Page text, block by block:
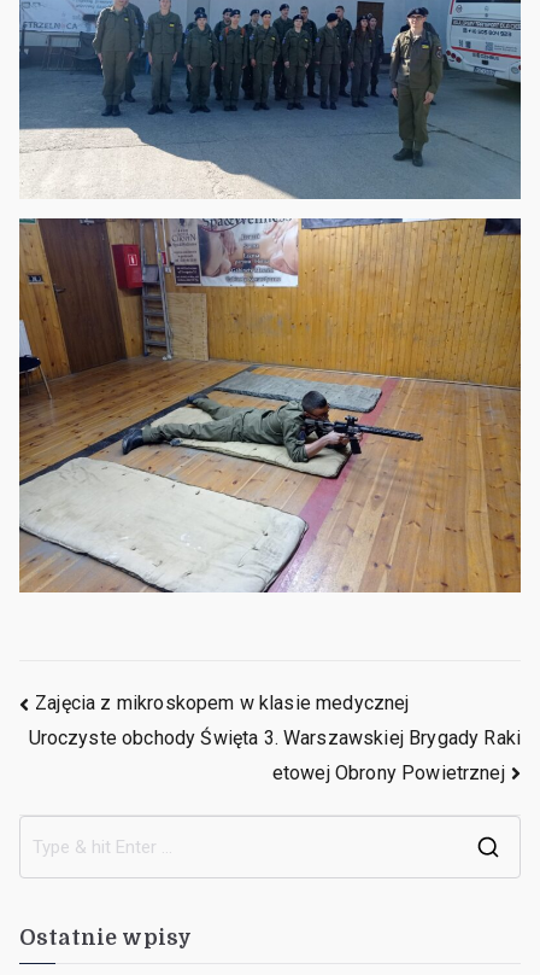
Zajęcia z mikroskopem w klasie medycznej
Uroczyste obchody Święta 3. Warszawskiej Brygady Raki
etowej Obrony Powietrznej
Ostatnie wpisy